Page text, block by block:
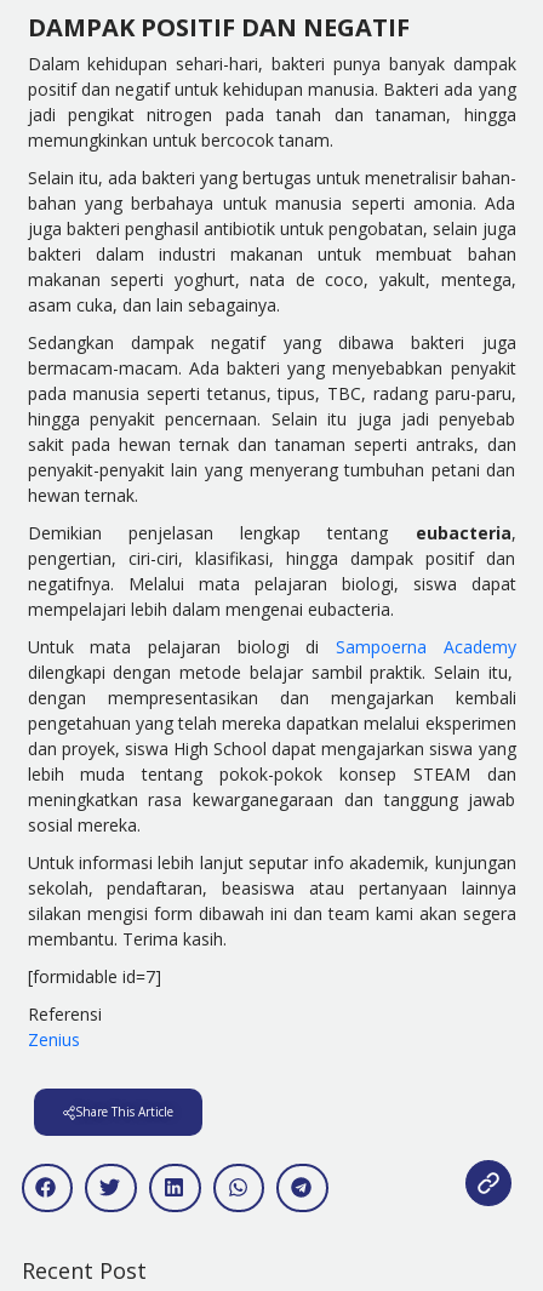
DAMPAK POSITIF DAN NEGATIF
Dalam kehidupan sehari-hari, bakteri punya banyak dampak
positif dan negatif untuk kehidupan manusia. Bakteri ada yang
jadi pengikat nitrogen pada tanah dan tanaman, hingga
memungkinkan untuk bercocok tanam.
Selain itu, ada bakteri yang bertugas untuk menetralisir bahan-
bahan yang berbahaya untuk manusia seperti amonia. Ada
juga bakteri penghasil antibiotik untuk pengobatan, selain juga
bakteri dalam industri makanan untuk membuat bahan
makanan seperti yoghurt, nata de coco, yakult, mentega,
asam cuka, dan lain sebagainya.
Sedangkan dampak negatif yang dibawa bakteri juga
bermacam-macam. Ada bakteri yang menyebabkan penyakit
pada manusia seperti tetanus, tipus, TBC, radang paru-paru,
hingga penyakit pencernaan. Selain itu juga jadi penyebab
sakit pada hewan ternak dan tanaman seperti antraks, dan
penyakit-penyakit lain yang menyerang tumbuhan petani dan
hewan ternak.
Demikian penjelasan lengkap tentang eubacteria,
pengertian, ciri-ciri, klasifikasi, hingga dampak positif dan
negatifnya. Melalui mata pelajaran biologi, siswa dapat
mempelajari lebih dalam mengenai eubacteria.
Untuk mata pelajaran biologi di Sampoerna Academy
dilengkapi dengan metode belajar sambil praktik. Selain itu,
dengan mempresentasikan dan mengajarkan kembali
pengetahuan yang telah mereka dapatkan melalui eksperimen
dan proyek, siswa High School dapat mengajarkan siswa yang
lebih muda tentang pokok-pokok konsep STEAM dan
meningkatkan rasa kewarganegaraan dan tanggung jawab
sosial mereka.
Untuk informasi lebih lanjut seputar info akademik, kunjungan
sekolah, pendaftaran, beasiswa atau pertanyaan lainnya
silakan mengisi form dibawah ini dan team kami akan segera
membantu. Terima kasih.
[formidable id=7]
Referensi
Zenius
Share This Article
Recent Post